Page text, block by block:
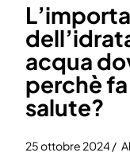
Promo
Prezzi
FAQS
acqua
perchè
salute?
25 ottobre 2024 /